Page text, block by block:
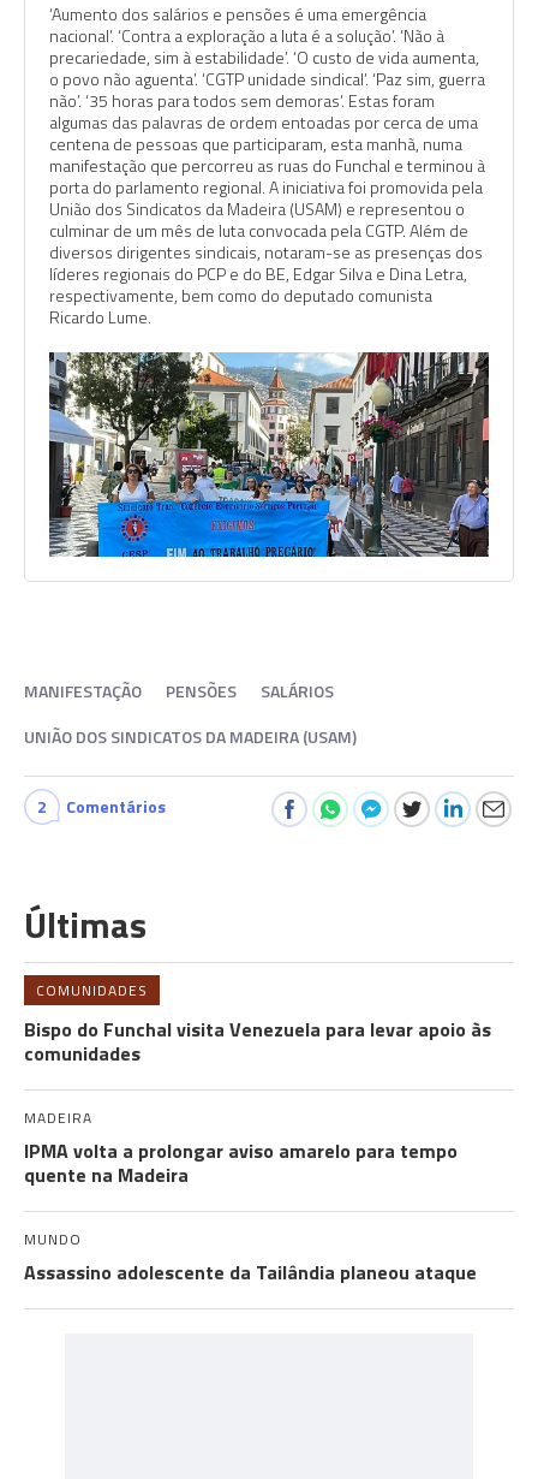
‘Aumento dos salários e pensões é uma emergência
nacional’. ‘Contra a exploração a luta é a solução’. ‘Não à
precariedade, sim à estabilidade’. ‘O custo de vida aumenta,
o povo não aguenta’. ‘CGTP unidade sindical’. ‘Paz sim, guerra
não’. ‘35 horas para todos sem demoras’. Estas foram
algumas das palavras de ordem entoadas por cerca de uma
centena de pessoas que participaram, esta manhã, numa
manifestação que percorreu as ruas do Funchal e terminou à
porta do parlamento regional. A iniciativa foi promovida pela
União dos Sindicatos da Madeira (USAM) e representou o
culminar de um mês de luta convocada pela CGTP. Além de
diversos dirigentes sindicais, notaram-se as presenças dos
líderes regionais do PCP e do BE, Edgar Silva e Dina Letra,
respectivamente, bem como do deputado comunista
Ricardo Lume.
MANIFESTAÇÃO PENSÕES
SALÁRIOS
UNIÃO DOS SINDICATOS DA MADEIRA (USAM)
2 Comentários
Últimas
COMUNIDADES
Bispo do Funchal visita Venezuela para levar apoio às
comunidades
MADEIRA
IPMA volta a prolongar aviso amarelo para tempo
quente na Madeira
MUNDO
Assassino adolescente da Tailândia planeou ataque